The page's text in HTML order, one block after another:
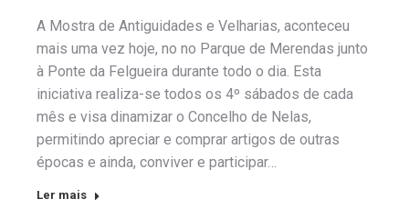
A Mostra de Antiguidades e Velharias, aconteceu
mais uma vez hoje, no no Parque de Merendas junto
à Ponte da Felgueira durante todo o dia. Esta
iniciativa realiza-se todos os 4º sábados de cada
mês e visa dinamizar o Concelho de Nelas,
permitindo apreciar e comprar artigos de outras
épocas e ainda, conviver e participar…
Ler mais